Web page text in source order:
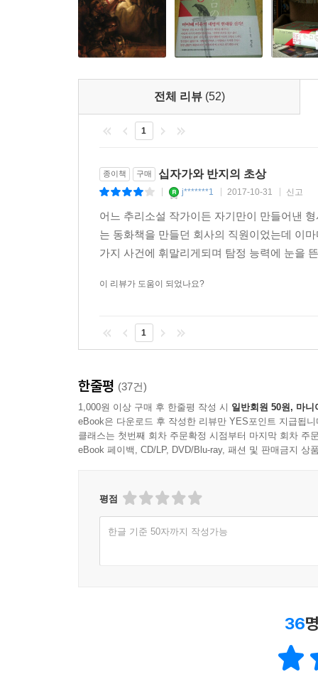
전체 리뷰 (52)
1
종이책 구매 십자가와 반지의 초상
j*******1 2017-10-31 신고
어느 추리소설 작가이든 자기만이 만들어낸
는 동화책을 만들던 회사의 직원이었는데 이
가지 사건에 휘말리게되며 탐정 능력에 눈을
이 리뷰가 도움이 되었나요?
1
한줄평 (37건)
1,000원 이상 구매 후 한줄평 작성 시 일반회원 50원, 마니
eBook은 다운로드 후 작성한 리뷰만 YES포인트 지급됩니
클래스는 첫번째 회차 주문확정 시점부터 마지막 회차 주
eBook 페이백, CD/LP, DVD/Blu-ray, 패션 및 판매금지 상
평점
한글 기준 50자까지 작성가능
36